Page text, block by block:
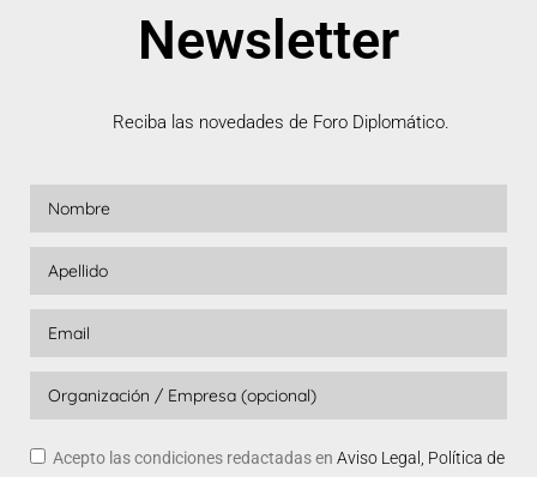
Newsletter
Reciba las novedades de Foro Diplomático.
Acepto las condiciones redactadas en Aviso Legal, Política de